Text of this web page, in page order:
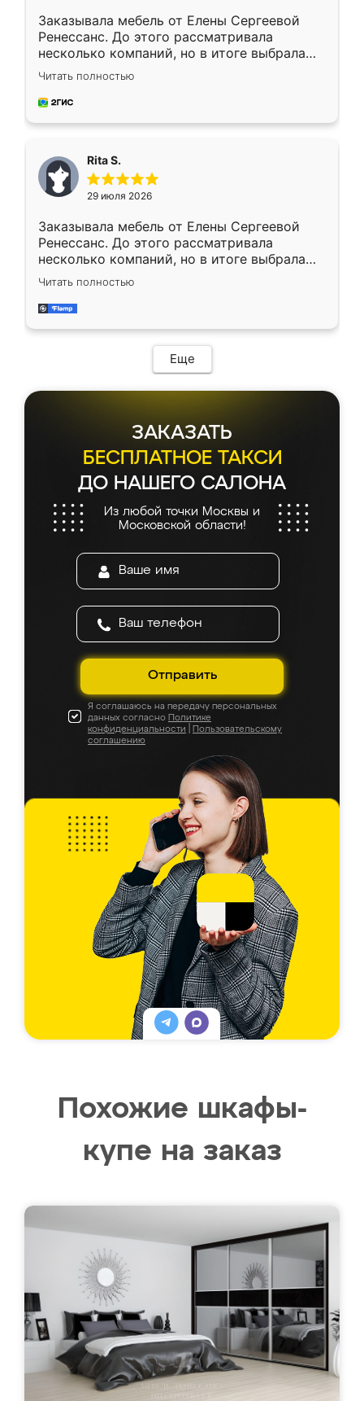
Заказывала мебель от Елены Сергеевой
Ренессанс. До этого рассматривала
несколько компаний, но в итоге выбрала
эту. Сначала обговорили условия, потом
приехал замерщик, всё спокойно объяснил
и снял размеры. Изготовили в срок, с
каких-либо доработок. Качеством осталась
довольна, все выглядит так, как и ожидала.
Читать полностью
Rita S.
29 июля 2026
Заказывала мебель от Елены Сергеевой
Ренессанс. До этого рассматривала
несколько компаний, но в итоге выбрала
эту. Сначала обговорили условия, потом
приехал замерщик, всё спокойно объяснил
и снял размеры. Изготовили в срок, с
мебель сразу встала на свое место без
каких-либо доработок. Качеством осталась
довольна, все выглядит так, как и ожидала.
Читать полностью
Еще
ЗАКАЗАТЬ
БЕСПЛАТНОЕ ТАКСИ
ДО НАШЕГО САЛОНА
Из любой точки Москвы и
Московской области!
Отправить
Я соглашаюсь на передачу персональных
данных согласно Политике
конфиденциальности
Пользовательскому
соглашению
Похожие шкафы-
купе на заказ